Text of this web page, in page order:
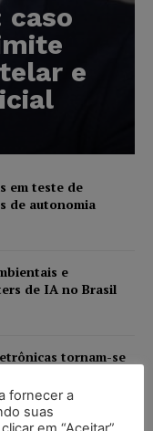
caso
e
em teste de
de autonomia
e
de IA no Brasil
tornam-se
fornecer a
suas